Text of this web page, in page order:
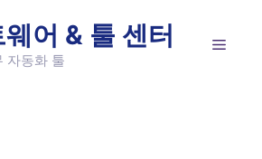
어 & 툴 센터
자동화 툴